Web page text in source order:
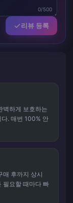
0/500
리뷰 등록
벽하게 보호하는
. 매번 100% 안
매 후까지 상시
필요할 때마다 빠